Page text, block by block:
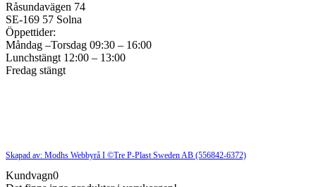
Råsundavägen 74
SE-169 57 Solna
Öppettider:
Måndag –Torsdag 09:30 – 16:00
Lunchstängt 12:00 – 13:00
Fredag stängt
Skapad av: Modhs Webbyrå I ©Tre P-Plast Sweden AB (556842-6372)
Kundvagn0